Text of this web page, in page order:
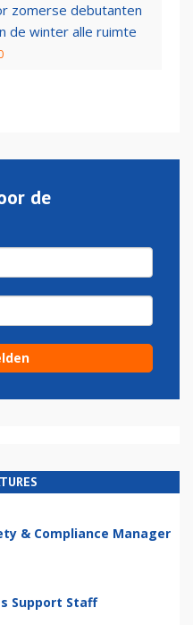
zomerse debutanten
de winter alle ruimte
de
& Compliance Manager
Support Staff